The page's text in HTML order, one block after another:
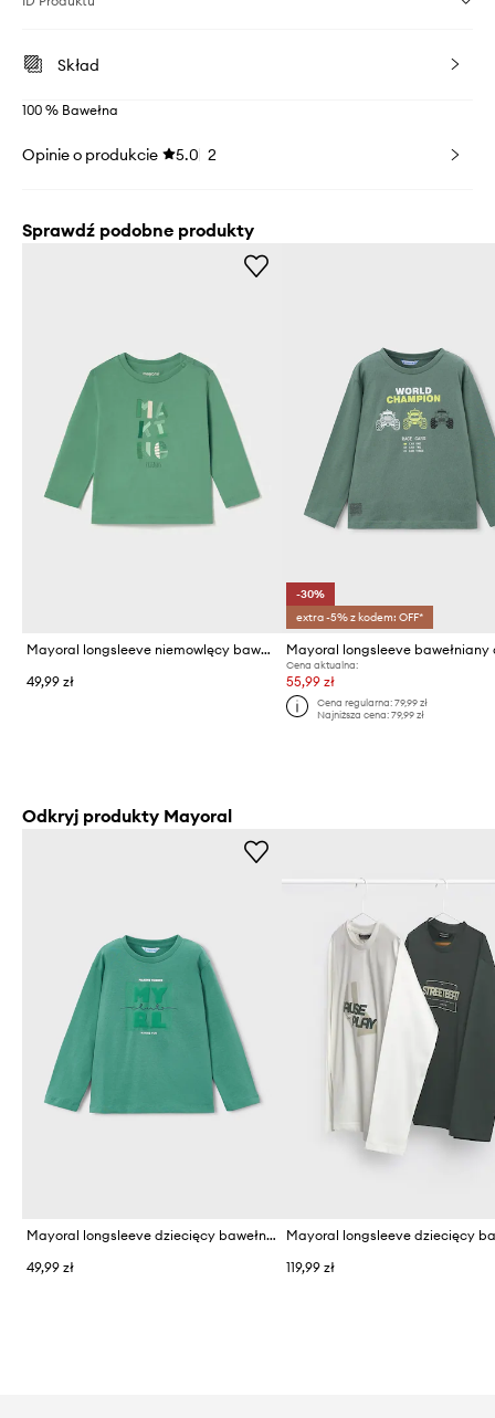
Skład
100 % Bawełna
Opinie o produkcie 5.0 2
Sprawdź podobne produkty
Mayoral longsleeve niemowlęcy bawełniany
49,99 zł
-30%
extra -5% z kodem: OFF*
Cena aktualna:
55,99 zł
Cena regularna: 79,99 zł
Najniższa cena: 79,99 zł
Odkryj produkty Mayoral
Mayoral longsleeve dziecięcy bawełniany
49,99 zł
119,99 zł